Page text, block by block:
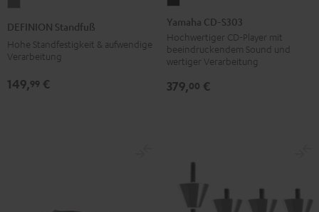
DEFINION Standfuß
Hohe Standfestigkeit & aufwendige
Verarbeitung
149,99 €
CD-
S303
Schwarz
Yamaha CD-S303
Hochwertiger CD-Player mit
beeindruckendem Sound und
wertiger Verarbeitung
379,00 €